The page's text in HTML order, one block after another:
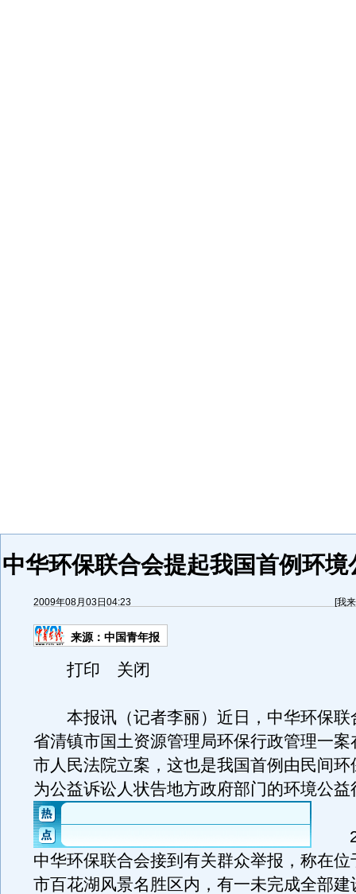
中华环保联合会提起我国首例环
2009年08月03日04:23 [我
来源： 中国青年报
打印 关闭
本报讯（记者李丽）近日，中华环保联
省清镇市国土资源管理局环保行政管理一案
市人民法院立案，这也是我国首例由民间环
为公益诉讼人状告地方政府部门的环境公益
中华环保联合会接到有关群众举报，称在位
市百花湖风景名胜区内，有一未完成全部建